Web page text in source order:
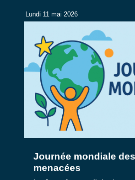
Lundi 11 mai 2026
Journée mondiale
menacées